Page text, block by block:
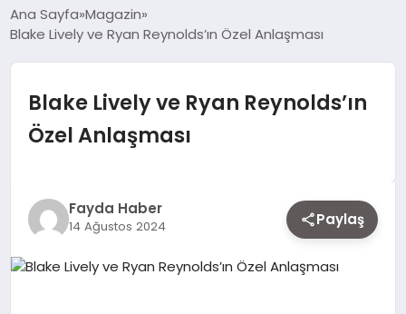
GÜNDEM
TEKNOLOJI
EKONOMI
Ana Sayfa Magazin
Blake Lively ve Ryan Reynolds’ın Özel Anlaşması
Blake Lively ve Ryan Reynolds’ın
Özel Anlaşması
Fayda Haber
14 Ağustos 2024 Paylaş